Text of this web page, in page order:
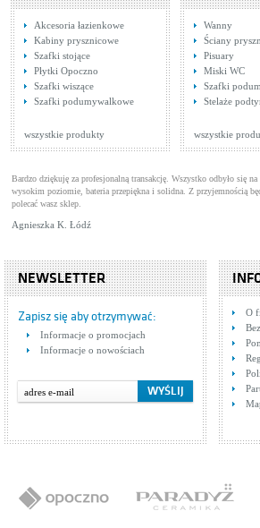
Akcesoria łazienkowe
Kabiny prysznicowe
Szafki stojące
Płytki Opoczno
Szafki wiszące
Szafki podumywalkowe
wszystkie produkty
Wanny
Ściany
Pisuary
Miski WC
Szafki
Stelaże
wszystkie
Bardzo dziękuję za profesjonalną transakcję. Wszystko odbyło się na
wysokim poziomie, bateria przepiękna i solidna. Z przyjemnością
polecać wasz sklep.
Agnieszka K. Łódź
NEWSLETTER
Zapisz się aby otrzymywać:
Informacje o promocjach
Informacje o nowościach
O